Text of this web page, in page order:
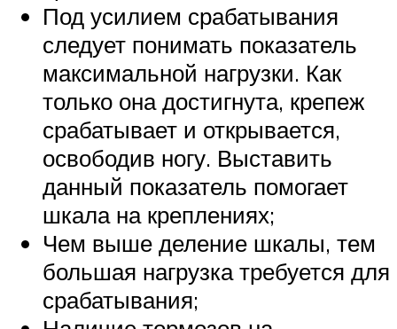
Под усилием срабатывания
следует понимать показатель
максимальной нагрузки. Как
только она достигнута, крепеж
срабатывает и открывается,
освободив ногу. Выставить
данный показатель помогает
шкала на креплениях;
Чем выше деление шкалы, тем
большая нагрузка требуется для
срабатывания;